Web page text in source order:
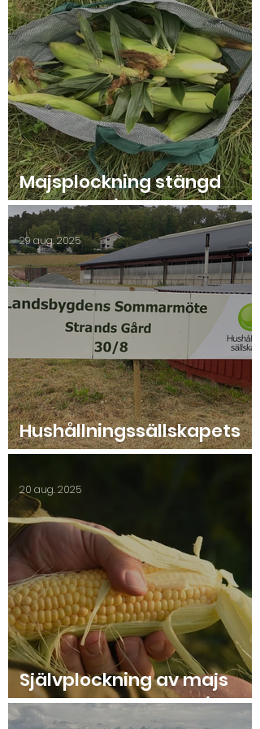
Majsplockning stängd
onsdag 10/9!
Hushållningssällskapets
Sommarmöte 2025
29 aug. 2025
Självplockning av majs
2025 start lördag 23/8.
20 aug. 2025